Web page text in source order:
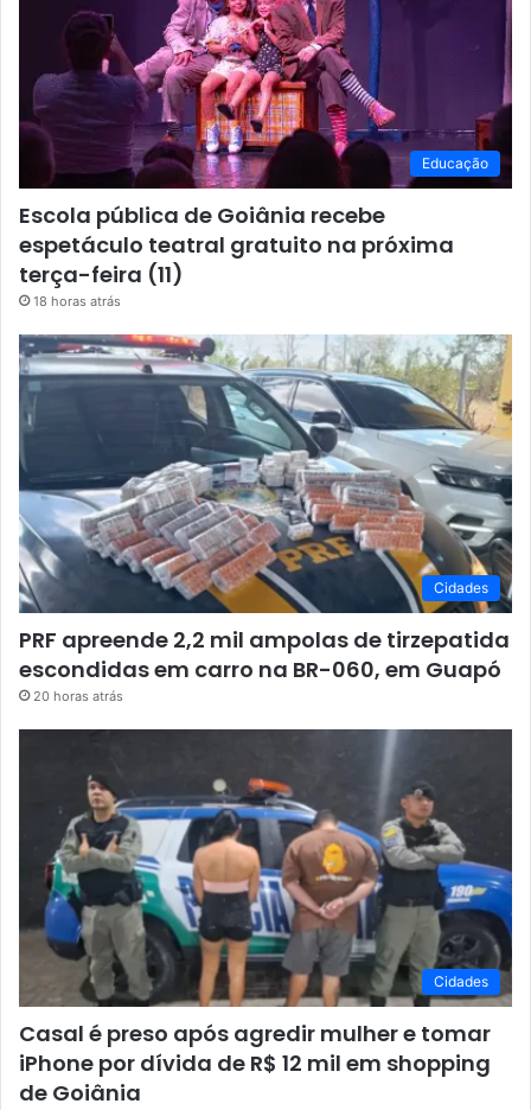
Educação
Escola pública de Goiânia recebe
espetáculo teatral gratuito na próxima
terça-feira (11)
18 horas atrás
Cidades
PRF apreende 2,2 mil ampolas de tirzepatida
escondidas em carro na BR-060, em Guapó
20 horas atrás
Cidades
Casal é preso após agredir mulher e tomar
iPhone por dívida de R$ 12 mil em shopping
de Goiânia